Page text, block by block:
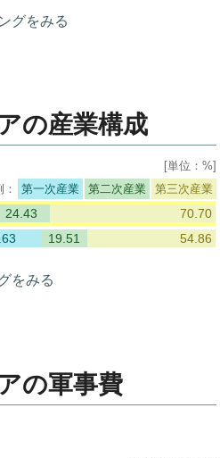
グをみる
の産業構成
[単位：%]
第一次産業
第二次産業 第三次産業
24.43
70.70
19.51 54.86
をみる
の軍事費